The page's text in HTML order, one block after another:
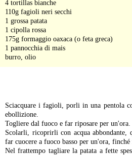
4 tortillas bianche
110g fagioli neri secchi
1 grossa patata
1 cipolla rossa
175g formaggio oaxaca (o feta greca)
1 pannocchia di mais
burro, olio
Sciacquare i fagioli, porli in una pentola
ebollizione.
Togliere dal fuoco e far riposare per un'ora.
Scolarli, ricoprirli con acqua
far cuocere a fuoco basso per un'ora, finché
Nel frattempo tagliare la patata a fette